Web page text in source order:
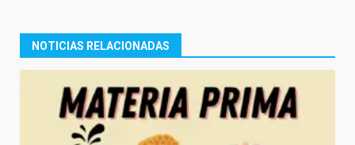
NOTICIAS RELACIONADAS